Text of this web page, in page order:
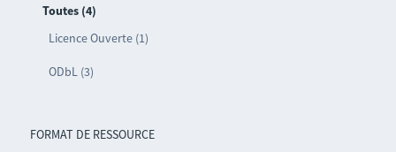
Toutes (4)
Licence Ouverte (1)
ODbL (3)
FORMAT DE RESSOURCE